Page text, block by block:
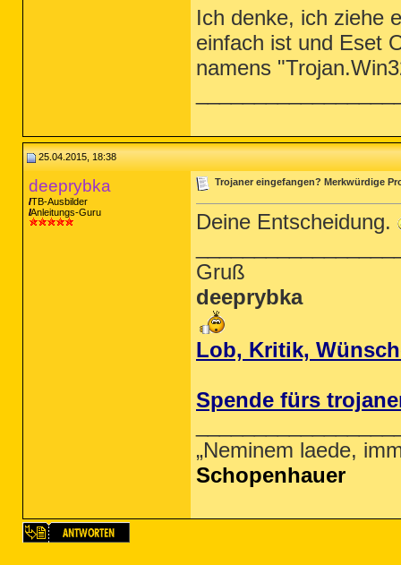
Ich denke, ich ziehe
einfach ist und Eset
namens
25.04.2015, 18:38
deeprybka
TB-Ausbilder
Anleitungs-Guru
Trojaner eingefangen? Merkwürdige
Deine Entscheidung.
Gruß
deeprybka
Lob, Kritik,
Spende fürs
„Neminem laede,
Schopenhauer